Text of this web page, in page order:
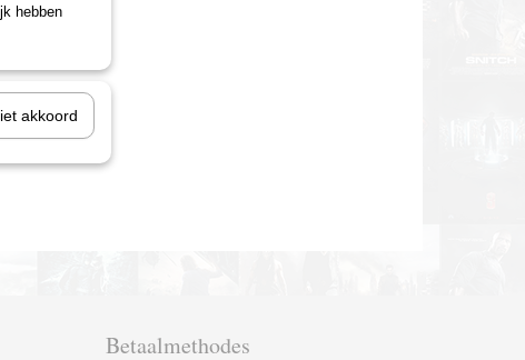
Betaalmethodes
hebben
akkoord